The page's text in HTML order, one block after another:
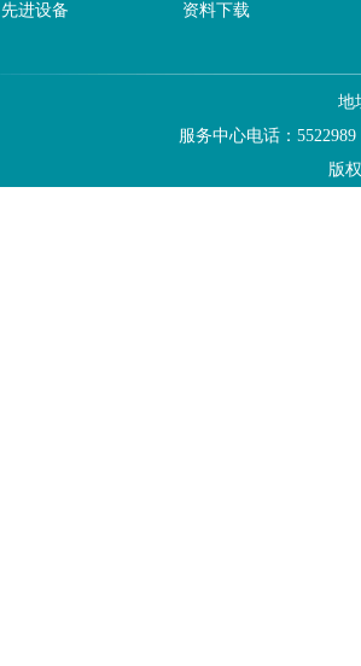
先进设备
资料下载
地
服务中心电话：
版